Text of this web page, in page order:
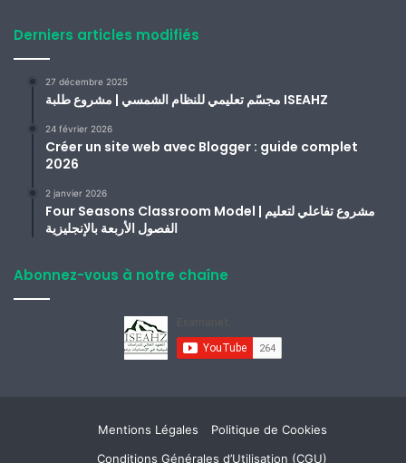
Derniers articles modifiés
27 décembre 2025
مجسّم تعليمي للنظام الشمسي | مشروع طلبة ISEAHZ
24 février 2026
Créer un site web avec Blogger : guide complet
2026
2 janvier 2026
Four Seasons Classroom Model | مشروع تفاعلي لتعليم
الفصول الأربعة بالإنجليزية
Abonnez-vous à notre chaîne
Mentions Légales
Politique de Cookies
Conditions Générales d’Utilisation (CGU)